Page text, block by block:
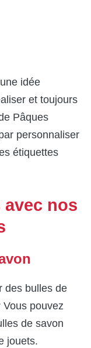
idée
et toujours
Pâques
personnaliser
étiquettes
avec nos
des bulles de
Vous pouvez
de savon
jouets.